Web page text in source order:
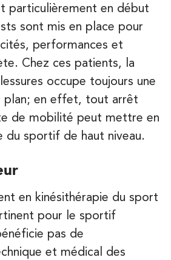
particulièrement en début
sont mis en place pour
performances et
Chez ces patients, la
occupe toujours une
plan; en effet, tout arrêt
de mobilité peut mettre en
du sportif de haut niveau.
en kinésithérapie du sport
pour le sportif
pas de
et médical des
Germain
Germain 75007 Paris
Germain 75007 Paris
20
92600 Bois-Colombes
92600 Bois-Colombes
81